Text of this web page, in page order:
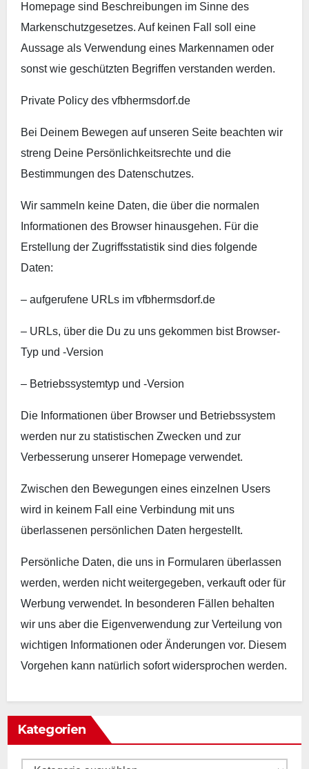
Homepage sind Beschreibungen im Sinne des
Markenschutzgesetzes. Auf keinen Fall soll eine
Aussage als Verwendung eines Markennamen oder
sonst wie geschützten Begriffen verstanden werden.
Private Policy des vfbhermsdorf.de
Bei Deinem Bewegen auf unseren Seite beachten wir
streng Deine Persönlichkeitsrechte und die
Bestimmungen des Datenschutzes.
Wir sammeln keine Daten, die über die normalen
Informationen des Browser hinausgehen. Für die
Erstellung der Zugriffsstatistik sind dies folgende
Daten:
– aufgerufene URLs im vfbhermsdorf.de
– URLs, über die Du zu uns gekommen bist Browser-
Typ und -Version
– Betriebssystemtyp und -Version
Die Informationen über Browser und Betriebssystem
werden nur zu statistischen Zwecken und zur
Verbesserung unserer Homepage verwendet.
Zwischen den Bewegungen eines einzelnen Users
wird in keinem Fall eine Verbindung mit uns
überlassenen persönlichen Daten hergestellt.
Persönliche Daten, die uns in Formularen überlassen
werden, werden nicht weitergegeben, verkauft oder für
Werbung verwendet. In besonderen Fällen behalten
wir uns aber die Eigenverwendung zur Verteilung von
wichtigen Informationen oder Änderungen vor. Diesem
Vorgehen kann natürlich sofort widersprochen werden.
Kategorien